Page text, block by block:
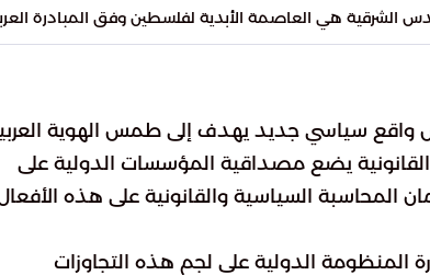
الشرقية هي العاصمة الأبدية لفلسطين وفق المبادرة
واقع سياسي جديد يهدف إلى طمس الهوية
القانونية يضع مصداقية المؤسسات الدولية على
المحاسبة السياسية والقانونية على هذه
الدولية على لجم هذه التجاوزات